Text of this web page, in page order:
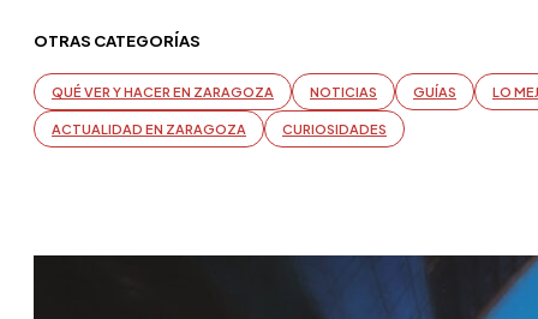
OTRAS CATEGORÍAS
QUÉ VER Y HACER EN ZARAGOZA NOTICIAS GUÍAS LO
ACTUALIDAD EN ZARAGOZA CURIOSIDADES